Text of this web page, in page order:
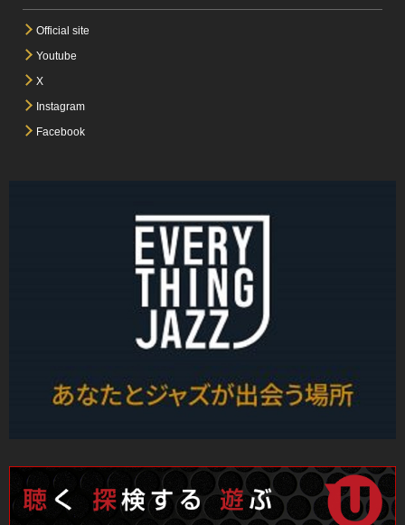
Official site
Youtube
X
Instagram
Facebook